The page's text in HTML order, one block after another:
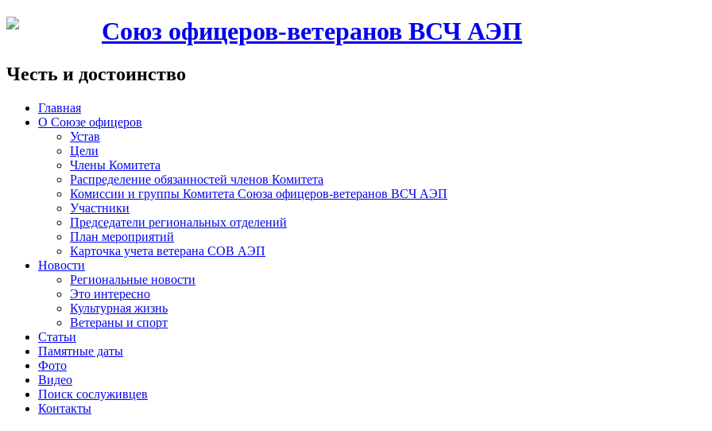
Союз офицеров-ветеранов ВСЧ АЭП
Честь и достоинство
Главная
О Союзе офицеров
Устав
Цели
Члены Комитета
Распределение обязанностей членов Комитета
Комиссии и группы Комитета Союза офицеров-ветеранов ВСЧ АЭП
Участники
Председатели региональных отделений
План мероприятий
Карточка учета ветерана CОВ АЭП
Новости
Региональные новости
Это интересно
Культурная жизнь
Ветераны и спорт
Статьи
Памятные даты
Фото
Видео
Поиск сослуживцев
Контакты